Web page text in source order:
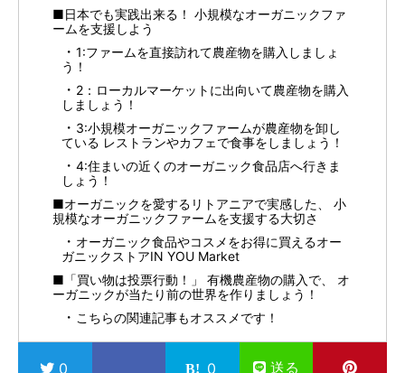
■日本でも実践出来る！ 小規模なオーガニックファ
ームを支援しよう
1:ファームを直接訪れて農産物を購入しましょ
う！
2：ローカルマーケットに出向いて農産物を購入
しましょう！
3:小規模オーガニックファームが農産物を卸し
ている レストランやカフェで食事をしましょう！
4:住まいの近くのオーガニック食品店へ行きま
しょう！
■オーガニックを愛するリトアニアで実感した、 小
規模なオーガニックファームを支援する大切さ
オーガニック食品やコスメをお得に買えるオー
ガニックストアIN YOU Market
■「買い物は投票行動！」 有機農産物の購入で、 オ
ーガニックが当たり前の世界を作りましょう！
こちらの関連記事もオススメです！
0 0 送る